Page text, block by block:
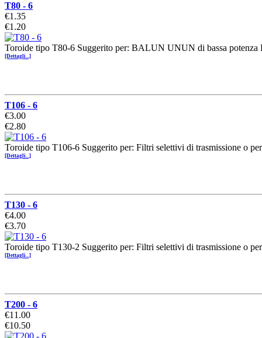
T80 - 6
€1.35
€1.20
Toroide tipo T80-6 Suggerito per: BALUN UNUN di bassa
[Dettagli...]
T106 - 6
€3.00
€2.80
Toroide tipo T106-6 Suggerito per: Filtri selettivi di trasmissione o
[Dettagli...]
T130 - 6
€4.00
€3.70
Toroide tipo T130-2 Suggerito per: Filtri selettivi di trasmissione o
[Dettagli...]
T200 - 6
€11.00
€10.50